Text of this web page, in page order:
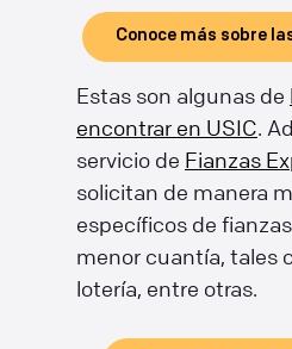
Conoce más sobre
Estas son algunas de
encontrar en USIC.
servicio de Fianzas
solicitan de manera
específicos de
menor cuantía, tales
lotería, entre otras.